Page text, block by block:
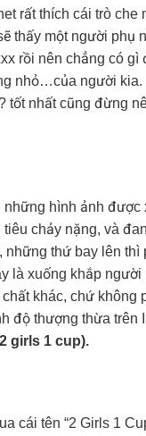
rất thích cái trò che
thấy một người
rồi nên chẳng có
người kia.
tốt nhất cũng đừng
những hình ảnh
chảy nặng, và
những thứ bay lên thì
là xuống khắp
khác, chứ không
độ thượng thừa trên
girls 1 cup).
cái tên “2 Girls 1